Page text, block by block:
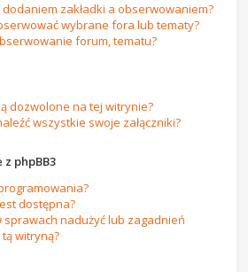
zakładki a obserwowaniem?
wybrane fora lub tematy?
forum, tematu?
dozwolone na tej witrynie?
wszystkie swoje załączniki?
phpBB3
dostępna?
sprawach nadużyć lub zagadnień
witryną?